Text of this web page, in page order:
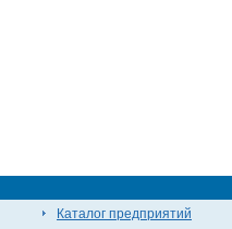
Каталог предприятий